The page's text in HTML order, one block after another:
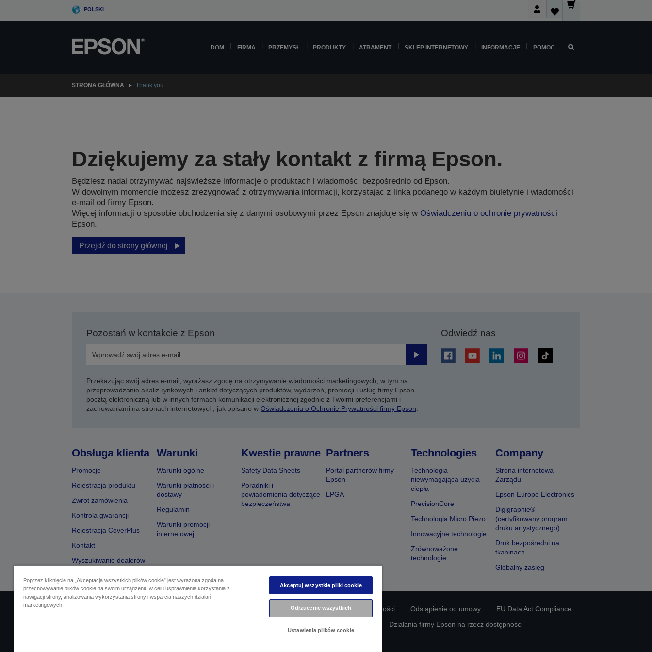
POLSKI
DOM FIRMA PRZEMYSŁ PRODUKTY ATRAMENT SKLEP INTERNETOWY INFORMACJE POMOC
STRONA GŁÓWNA Thank you
Dziękujemy za stały kontakt z firmą Epson.
Będziesz nadal otrzymywać najświeższe informacje o produktach i wiadomości bezpośrednio od Epson.
W dowolnym momencie możesz zrezygnować z otrzymywania informacji, korzystając z linka podanego w każdym biuletynie i wiadomości
e-mail od firmy Epson.
Więcej informacji o sposobie obchodzenia się z danymi osobowymi przez Epson znajduje się w Oświadczeniu o ochronie prywatności
Epson.
Przejdź do strony głównej
Pozostań w kontakcie z Epson
Prześlij
Przekazując swój adres e-mail, wyrażasz zgodę na otrzymywanie wiadomości marketingowych, w tym na
przeprowadzanie analiz rynkowych i ankiet dotyczących produktów, wydarzeń, promocji i usług firmy Epson
pocztą elektroniczną lub w innych formach komunikacji elektronicznej zgodnie z Twoimi preferencjami i
zachowaniami na stronach internetowych, jak opisano w Oświadczeniu o Ochronie Prywatności firmy Epson
Odwiedź nas
Obsługa klienta
Promocje
Rejestracja produktu
Zwrot zamówienia
Kontrola gwarancji
Rejestracja CoverPlus
Kontakt
Wyszukiwanie dealerów
Warunki
Warunki ogólne
Warunki płatności i
dostawy
Regulamin
Warunki promocji
internetowej
Kwestie prawne
Safety Data Sheets
Poradniki i
powiadomienia dotyczące
bezpieczeństwa
Partners
Portal partnerów firmy
Epson
LPGA
Technologies
Technologia
niewymagająca użycia
ciepła
PrecisionCore
Technologia Micro Piezo
Innowacyjne technologie
Zrównoważone
technologie
Company
Strona internetowa
Zarządu
Epson Europe Electronics
Digigraphie®
(certyfikowany program
druku artystycznego)
Druk bezpośredni na
tkaninach
Globalny zasięg
Oświadczenie dotyczące prywatności Odstąpienie od umowy
EU Data Act Compliance
Działania firmy Epson na rzecz dostępności
Poprzez kliknięcie na „Akceptacja wszystkich plików cookie” jest wyrażona zgoda na
przechowywanie plików cookie na swoim urządzeniu w celu usprawnienia korzystania z
nawigacji strony, analizowania wykorzystania strony i wsparcia naszych działań
marketingowych.
Akceptuj wszystkie pliki cookie
Odrzucenie wszystkich
Ustawienia plików cookie